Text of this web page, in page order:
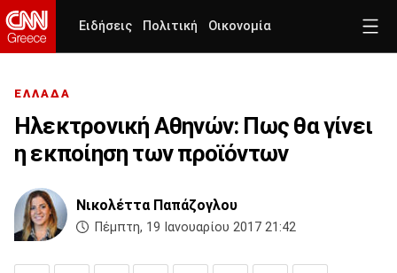
Ειδήσεις Πολιτική Οικονομία
ΕΛΛΑΔΑ
Ηλεκτρονική Αθηνών: Πως θα γίνει
η εκποίηση των προϊόντων
Νικολέττα Παπάζογλου
Πέμπτη, 19 Ιανουαρίου 2017 21:42